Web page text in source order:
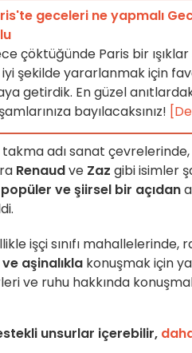
geceleri ne yapmalı
çöktüğünde Paris bir
şekilde yararlanmak için
getirdik. En güzel
bayılacaksınız!
takma adı sanat
Renaudve Zaz gibi isimler
ve şiirsel bir açıdan
işçi sınıfı
aşinalıkla konuşmak için
ve ruhu hakkında
unsurlar içerebilir,